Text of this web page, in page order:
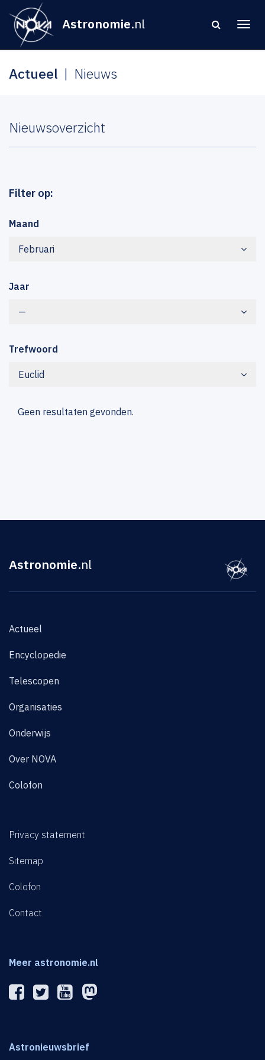
Astronomie.nl
Actueel Nieuws
Nieuwsoverzicht
Filter op:
Maand
Februari
Jaar
—
Trefwoord
Euclid
Geen resultaten gevonden.
Astronomie.nl
Actueel
Encyclopedie
Telescopen
Organisaties
Onderwijs
Over NOVA
Colofon
Privacy statement
Sitemap
Colofon
Contact
Meer astronomie.nl
Astronieuwsbrief